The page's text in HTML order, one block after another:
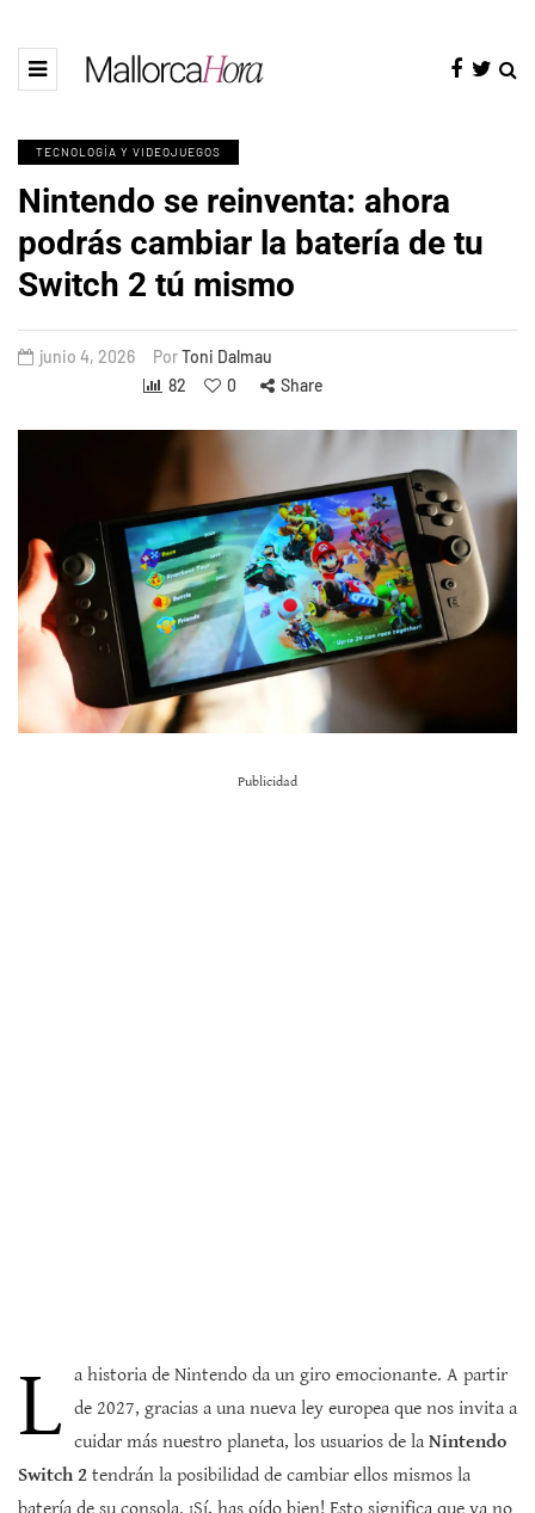
TECNOLOGÍA Y VIDEOJUEGOS
Nintendo se reinventa: ahora
podrás cambiar la batería de tu
Switch 2 tú mismo
junio 4, 2026 PorToni Dalmau
82
0 Share
Publicidad
L a historia de Nintendo da un giro emocionante. A partir
de 2027, gracias a una nueva ley europea que nos invita a
cuidar más nuestro planeta, los usuarios de la Nintendo
Switch 2 tendrán la posibilidad de cambiar ellos mismos la